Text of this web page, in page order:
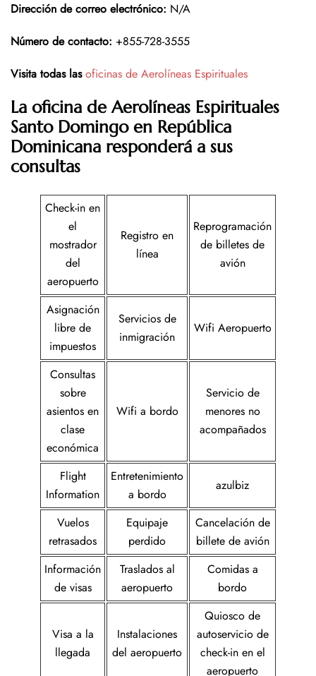
Dirección de correo electrónico: N/A
Número de contacto: +855-728-3555
Visita todas las oficinas de Aerolíneas Espirituales
La oficina de Aerolíneas Espirituales
Santo Domingo en República
Dominicana responderá a sus
consultas
Check-in en
el
mostrador
del
aeropuerto
Registro en
línea
Reprogramación
de billetes de
avión
Asignación
libre de
impuestos
Servicios de
inmigración
Wifi Aeropuerto
Consultas
sobre
asientos en
clase
económica
Wifi a bordo
Servicio de
menores no
acompañados
Flight
Information
Entretenimiento
a bordo
azulbiz
Vuelos
retrasados
Equipaje
perdido
Cancelación de
billete de avión
Información
de visas
Traslados al
aeropuerto
Comidas a
bordo
Visa a la
llegada
Instalaciones
del aeropuerto
Quiosco de
autoservicio de
check-in en el
aeropuerto